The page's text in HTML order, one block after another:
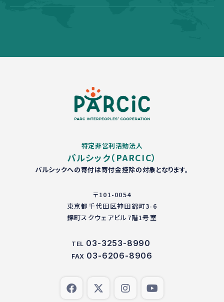
特定非営利活動法人
パルシック（PARCIC）
パルシックへの寄付は寄付金控除の対象となります。
〒101-0054
東京都千代田区神田錦町3-6
錦町スクウェアビル7階1号室
TEL 03-3253-8990
FAX 03-6206-8906